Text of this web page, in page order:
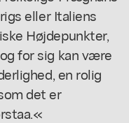
eller Italiens
Højdepunkter,
for sig kan være
en rolig
det er